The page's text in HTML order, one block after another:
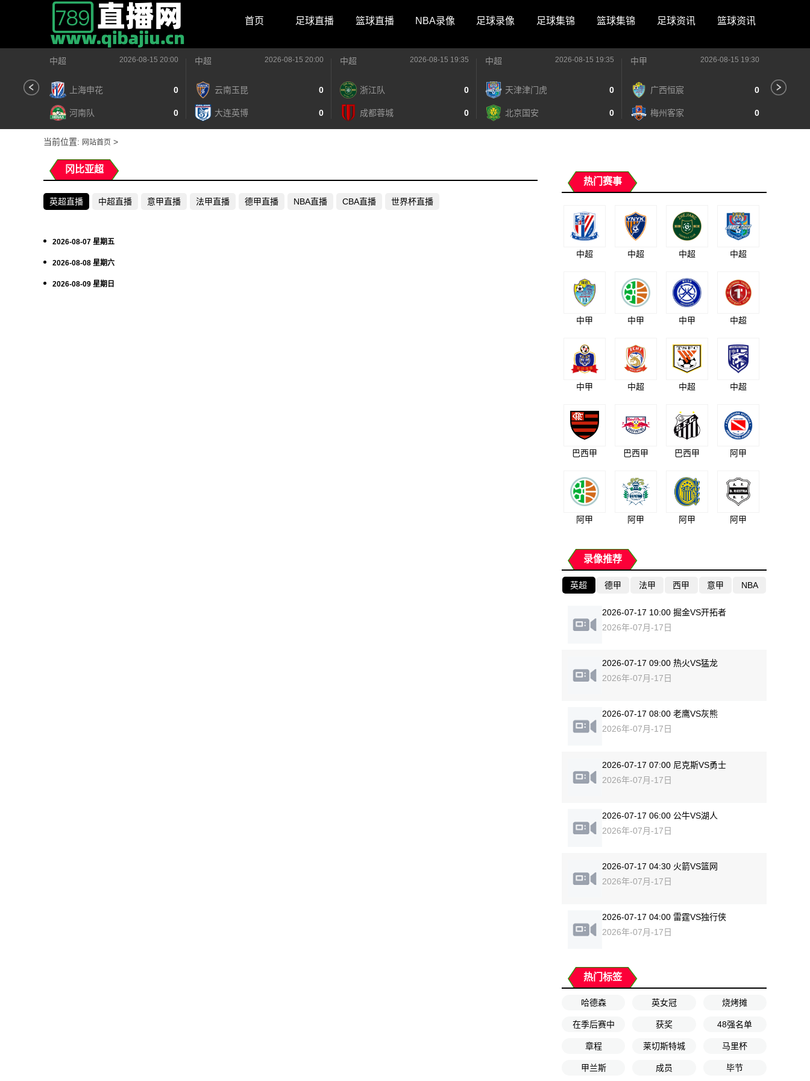
首页 足球直播 篮球直播 NBA录像 足球录像 足球集锦 篮球集锦 足球资讯 篮球资讯
中超 2026-08-15 20:00
上海申花 0
河南队 0
中超 2026-08-15 20:00
云南玉昆 0
大连英博 0
中超 2026-08-15 19:35
浙江队 0
成都蓉城 0
中超 2026-08-15 19:35
天津津门虎 0
北京国安 0
中甲 2026-08-15 19:30
广西恒宸 0
梅州客家 0
当前位置: 网站首页 >
冈比亚超
英超直播 中超直播 意甲直播 法甲直播 德甲直播 NBA直播 CBA直播 世界杯直播
2026-08-07 星期五
2026-08-08 星期六
2026-08-09 星期日
热门赛事
中超 中超 中超 中超
中甲 中甲 中甲 中超
中甲 中超 中超 中超
巴西甲 巴西甲 巴西甲 阿甲
阿甲 阿甲 阿甲 阿甲
录像推荐
英超 德甲 法甲 西甲 意甲 NBA
2026-07-17 10:00 掘金VS开拓者
2026年-07月-17日
2026-07-17 09:00 热火VS猛龙
2026年-07月-17日
2026-07-17 08:00 老鹰VS灰熊
2026年-07月-17日
2026-07-17 07:00 尼克斯VS勇士
2026年-07月-17日
2026-07-17 06:00 公牛VS湖人
2026年-07月-17日
2026-07-17 04:30 火箭VS篮网
2026年-07月-17日
2026-07-17 04:00 雷霆VS独行侠
2026年-07月-17日
热门标签
哈德森 英女冠 烧烤摊
在季后赛中 获奖 48强名单
章程 莱切斯特城 马里杯
甲兰斯 成员 毕节